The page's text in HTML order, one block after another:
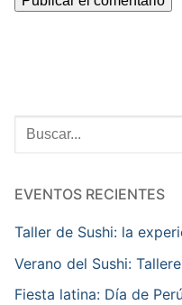
Buscar
EVENTOS RECIENTES
Taller de Sushi: la
Verano del Sushi:
Fiesta latina: Día de Perú